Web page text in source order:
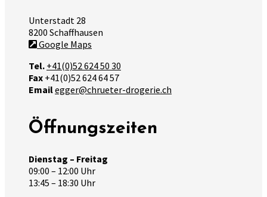
Unterstadt 28
8200 Schaffhausen
Google Maps
Tel. +41(0)52 624 50 30
Fax +41(0)52 624 64 57
Emailegger@chrueter-drogerie.ch
Öffnungszeiten
Dienstag – Freitag
09:00 – 12:00 Uhr
13:45 – 18:30 Uhr